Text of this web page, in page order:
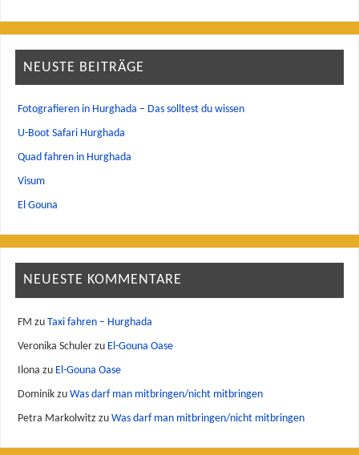
NEUSTE BEITRÄGE
Fotografieren in Hurghada – Das solltest du wissen
U-Boot Safari Hurghada
Quad fahren in Hurghada
Visum
El Gouna
NEUESTE KOMMENTARE
FM zu Taxi fahren – Hurghada
Veronika Schulerzu El-Gouna Oase
Ilona zu El-Gouna Oase
Dominikzu Was darf man mitbringen/nicht mitbringen
Petra Markolwitz zu Was darf man mitbringen/nicht mitbringen